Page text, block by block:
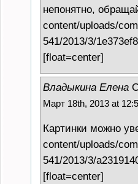
непонятно,
content/uploads/
541/2013/3/
[float=center]
Владыкина Елена
Март 18th, 2013 at
Картинки можно
content/uploads/
541/2013/3/
[float=center]